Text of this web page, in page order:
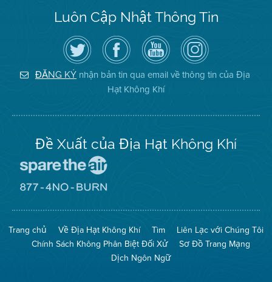
Luôn Cập Nhật Thông Tin
Hãy
theo
dõi
Địa
Hạt
Không
Truy
cập
Trang
Facebook
của
Địa
Hạt
Kênh
YouTube
của
Địa
Hạt
Không
Khí
Air
District
on
Instagram
ĐĂNG KÝ nhận bản tin qua email về thông tin của Địa
Hạt Không Khí
Đề Xuất của Địa Hạt Không Khí
The
(Bảo
Toàn
Không
Khí)
Mạng
No
Burn
(Không
Đốt)
Trang chủ Về Địa Hạt Không Khí Tìm
Liên Lạc với Chúng Tôi
Chính Sách Không Phân Biệt Đối Xử
Sơ Đồ Trang Mạng
Dịch Ngôn Ngữ